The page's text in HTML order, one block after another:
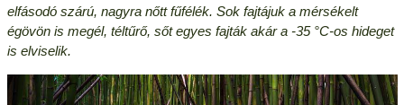
elfásodó szárú, nagyra nőtt fűfélék. Sok fajtájuk a mérsékelt
égövön is megél, téltűrő, sőt egyes fajták akár a -35 °C-os hideget
is elviselik.